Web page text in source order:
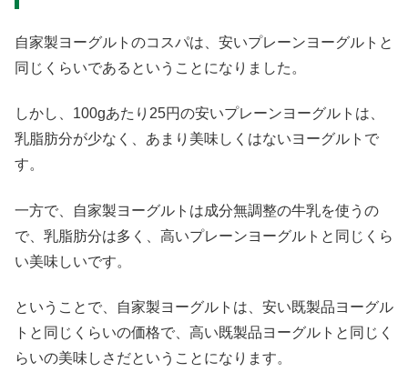
自家製ヨーグルトのコスパは、安いプレーンヨーグルトと
同じくらいであるということになりました。
しかし、100gあたり25円の安いプレーンヨーグルトは、
乳脂肪分が少なく、あまり美味しくはないヨーグルトで
す。
一方で、自家製ヨーグルトは成分無調整の牛乳を使うの
で、乳脂肪分は多く、高いプレーンヨーグルトと同じくら
い美味しいです。
ということで、自家製ヨーグルトは、安い既製品ヨーグル
トと同じくらいの価格で、高い既製品ヨーグルトと同じく
らいの美味しさだということになります。